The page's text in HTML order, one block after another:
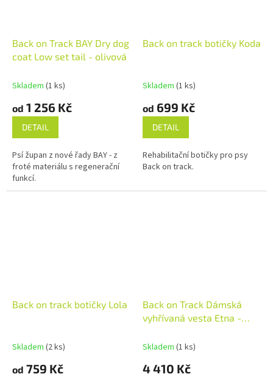
Back on Track BAY Dry dog
coat Low set tail - olivová
Skladem (1 ks)
od 1 256 Kč
DETAIL
Psí župan z nové řady BAY - z
froté materiálu s regenerační
funkcí.
Back on track botičky Koda
Skladem (1 ks)
od 699 Kč
DETAIL
Rehabilitační botičky pro psy
Back on track.
Back on track botičky Lola
Skladem (2 ks)
od 759 Kč
Back on Track Dámská
vyhřívaná vesta Etna -
Skladem (1 ks)
4 410 Kč